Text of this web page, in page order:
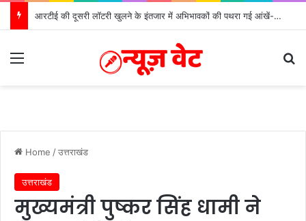
आरटीई की दूसरी लॉटरी खुलने के इंतजार में अभिभावकों की पथरा गई आंखें- मोर्चा
Home /उत्तराखंड
उत्तराखंड
मुख्यमंत्री पुष्कर सिंह धामी ने